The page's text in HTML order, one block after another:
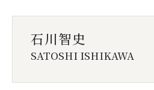
石川智史
SATOSHI ISHIKAWA